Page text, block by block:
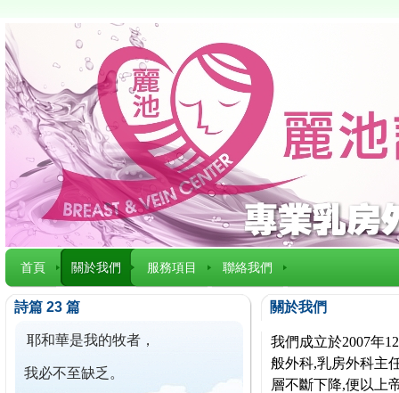
首頁 關於我們 服務項目 聯絡我們
詩篇 23 篇
耶和華是我的牧者，
我必不至缺乏。
關於我們
我們成立於2007年
般外科,乳房外科主
層不斷下降,便以上